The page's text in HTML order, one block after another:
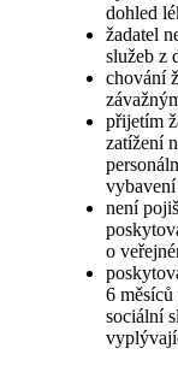
dohled
žadatel
služeb z
chování
přijetím
zatížení
vybavení
není
o
6
sociální